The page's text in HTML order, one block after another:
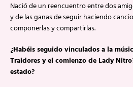
Nació de un reencuentro entre dos
y de las ganas de seguir haciendo
componerlas y compartirlas.
¿Habéis seguido vinculados a la
Traidores y el comienzo de Lady
estado?